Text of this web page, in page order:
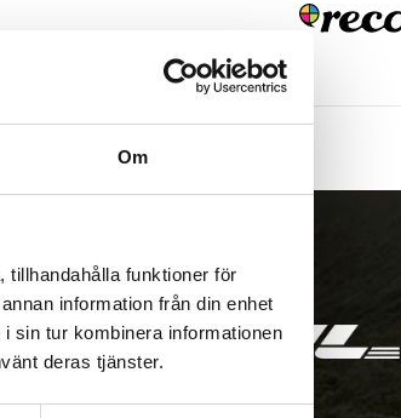
Om
tillhandahålla funktioner för
information från din enhet
sin tur kombinera informationen
deras tjänster.